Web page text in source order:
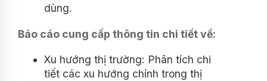
dùng.
Báo cáo cung cấp thông tin chi tiết về:
Xu hướng thị trường: Phân tích chi
tiết các xu hướng chính trong thị